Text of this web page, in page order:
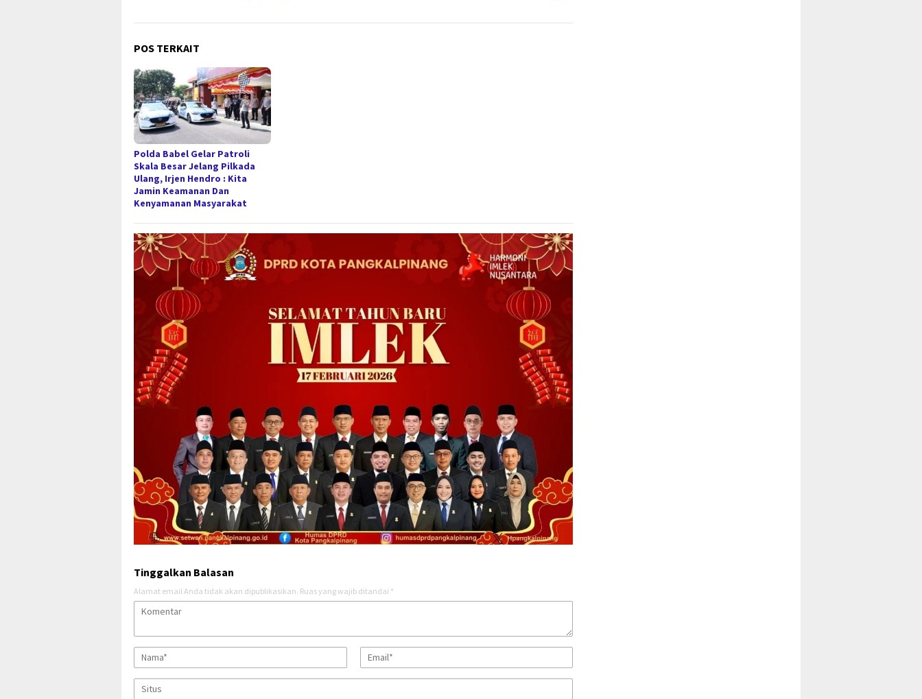
POS TERKAIT
Polda Babel Gelar Patroli
Skala Besar Jelang Pilkada
Ulang, Irjen Hendro : Kita
Jamin Keamanan Dan
Kenyamanan Masyarakat
Tinggalkan Balasan
Alamat email Anda tidak akan dipublikasikan. Ruas yang wajib ditandai *